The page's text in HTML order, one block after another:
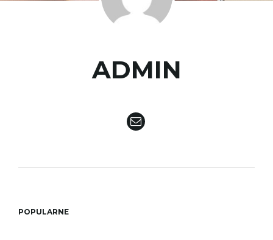
c
ADMIN
POPULARNE